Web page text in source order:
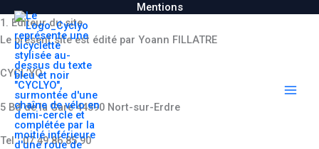
Aller
au
contenu
Mentions
1. Éditeur du site
Le présent site est édité par Yoann FILLATRE
CYCL’YO
5 Bd de la Gare 44390 Nort-sur-Erdre
Tel : 07 49 86 85 90